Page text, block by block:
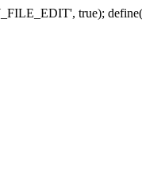
true);